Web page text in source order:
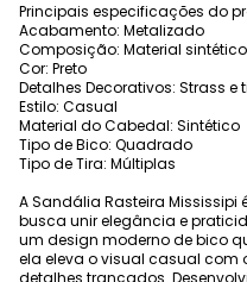
Principais especificações do
Acabamento: Metalizado
Composição: Material
Cor: Preto
Detalhes Decorativos: Strass
Estilo: Casual
Material do Cabedal: Sintético
Tipo de Bico: Quadrado
Tipo de Tira: Múltiplas
A Sandália Rasteira
busca unir elegância e
um design moderno de bico
ela eleva o visual casual com